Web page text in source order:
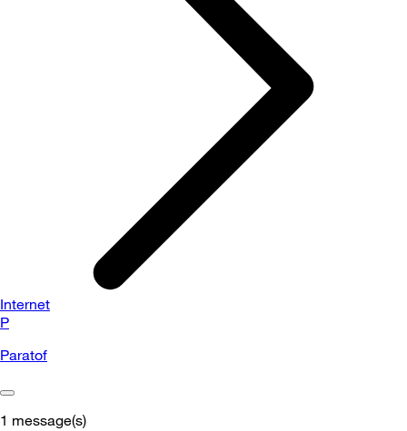
Internet
P
Paratof
1 message(s)